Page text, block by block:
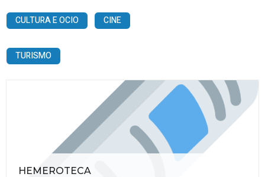
CULTURA E OCIO CINE
TURISMO
HEMEROTECA